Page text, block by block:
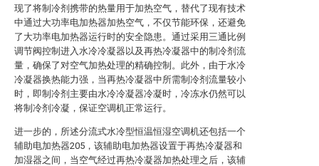
现了将制冷剂携带的热量用于加热空气，替代了现有技术
中通过大功率电加热器加热空气，不仅节能环保，还避免
了大功率电加热器运行时的安全隐患。通过采用三通比例
调节阀控制进入水冷冷凝器以及再热冷凝器中的制冷剂流
量，确保了对空气加热处理的精确控制。此外，由于水冷
冷凝器换热能力强，当再热冷凝器中所需制冷剂流量较小
时，即制冷剂主要由水冷冷凝器冷凝时，冷冻水仍然可以
将制冷剂冷凝，保证空调机正常运行。
进一步的，所述分流式水冷型恒温恒湿空调机还包括一个
辅助电加热器205，该辅助电加热器设置于再热冷凝器和
加湿器之间，当空气经过再热冷凝器加热处理之后，该辅